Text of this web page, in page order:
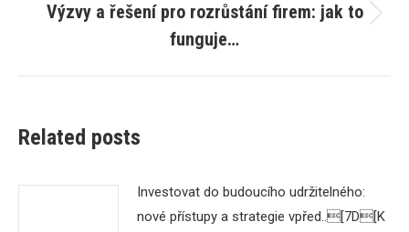
Next
post:
Výzvy a řešení pro rozrůstání firem: jak to
funguje…
Related posts
Investovat do budoucího udržitelného:
nové přístupy a strategie vpřed..[7D[K